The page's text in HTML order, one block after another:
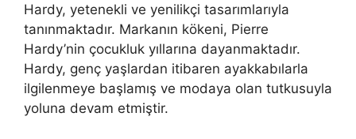
Hardy, yetenekli ve yenilikçi tasarımlarıyla
tanınmaktadır. Markanın kökeni, Pierre
Hardy’nin çocukluk yıllarına dayanmaktadır.
Hardy, genç yaşlardan itibaren ayakkabılarla
ilgilenmeye başlamış ve modaya olan tutkusuyla
yoluna devam etmiştir.